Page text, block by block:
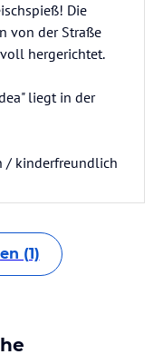
Die
von der Straße
hergerichtet.
liegt in der
/ kinderfreundlich
(1)